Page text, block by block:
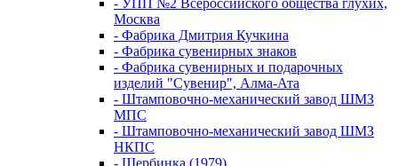
- УПП №2 Всероссийского общества глухих,
Москва
- Фабрика Дмитрия Кучкина
- Фабрика сувенирных знаков
- Фабрика сувенирных и подарочных
изделий "Сувенир", Алма-Ата
- Штамповочно-механический завод ШМЗ
МПС
- Штамповочно-механический завод ШМЗ
НКПС
- Щербинка (1979)